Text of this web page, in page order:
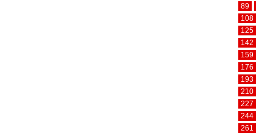
89
108
125
142
159
176
193
210
227
244
261